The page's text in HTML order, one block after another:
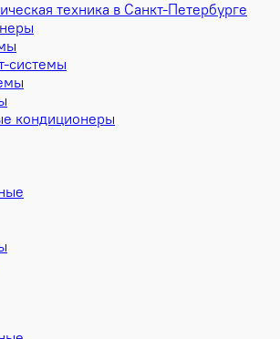
техника в Санкт-Петербурге
системы
кондиционеры